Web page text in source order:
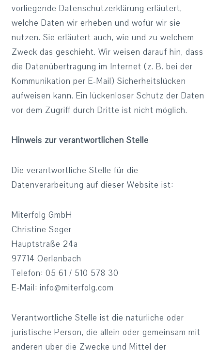
vorliegende Datenschutzerklärung erläutert,
welche Daten wir erheben und wofür wir sie
nutzen. Sie erläutert auch, wie und zu welchem
Zweck das geschieht. Wir weisen darauf hin, dass
die Datenübertragung im Internet (z. B. bei der
Kommunikation per E-Mail) Sicherheitslücken
aufweisen kann. Ein lückenloser Schutz der Daten
vor dem Zugriff durch Dritte ist nicht möglich.
Hinweis zur verantwortlichen Stelle
Die verantwortliche Stelle für die
Datenverarbeitung auf dieser Website ist:
Miterfolg GmbH
Christine Seger
Hauptstraße 24a
97714 Oerlenbach
Telefon: 05 61 / 510 578 30
E-Mail: info@miterfolg.com
Verantwortliche Stelle ist die natürliche oder
juristische Person, die allein oder gemeinsam mit
anderen über die Zwecke und Mittel der